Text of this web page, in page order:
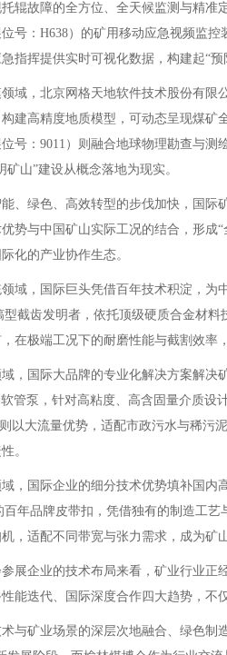
辊故障的全方位、全天候监测与精
位号：H638）的矿用移动应急视频监
指挥提供实时可视化数据，构建起“预
，北京网格天地软件技术股份有限
建高精度地质模型，可动态呈现煤
号：9011）则融合地球物理勘查与
山”建设从概念落地为现实。
绿色、高效转型的步伐加快，国际
势与中国矿山实际工况的结合，形成
化的产业协作生态。
，国际巨头凭借百年技术积淀，为
型截齿发明者，依托顶级硬质合金材
在极端工况下的耐磨性能与截割效率
国际大品牌的专业化解决方案解决
管泵，针对高粘度、高含固量介质
以大流量优势，适配市政污水与稀污
。
国际企业的细分技术优势填补国内
百年品牌皮带扣，凭借独有的制造工
，适配不同带宽与张力需求，成为矿
企业的技术布局来看，矿业行业正
能迭代、国际深度合作四大趋势，不
矿业场景的深层次地融合、绿色制